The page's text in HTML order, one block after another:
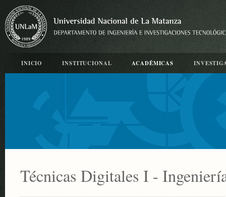
INICIO INSTITUCIONAL ACADÉMICAS
Técnicas Digitales I -